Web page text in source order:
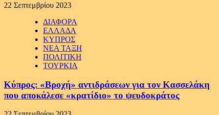
22 Σεπτεμβρίου 2023
ΔΙΑΦΟΡΑ
ΕΛΛΑΔΑ
ΚΥΠΡΟΣ
ΝΕΑ ΤΑΞΗ
ΠΟΛΙΤΙΚΗ
ΤΟΥΡΚΙΑ
Κύπρος: «Βροχή» αντιδράσεων για τον Κασσελάκη
που αποκάλεσε «κρατίδιο» το ψευδοκράτος